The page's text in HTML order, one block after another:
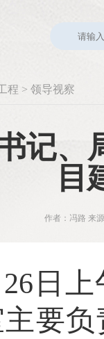
程 > 领导视察
记、
目
作者：冯路 来
26日
要